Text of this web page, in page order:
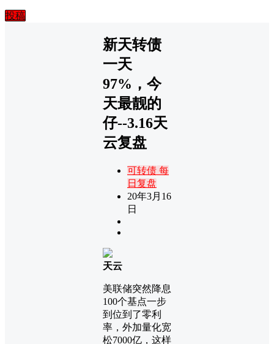
投稿
新天转债
一天
97%，今
天最靓的
仔--3.16天
云复盘
可转债 每
日复盘
20年3月16
日
天云
美联储突然降息
100个基点一步
到位到了零利
率，外加量化宽
松7000亿，这样